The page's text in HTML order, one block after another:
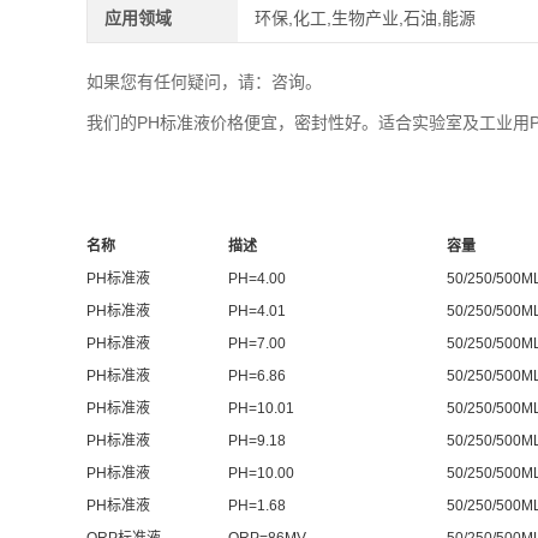
应用领域 环保,化工,生物产业,石油,能源
如果您有任何疑问，请：咨询。
我们的PH标准液价格便宜，密封性好。适合实验室及工业用
名称 描述
容量
PH标准液
PH=4.00
50/250/
PH标准液
PH=4.01
50/250/
PH标准液
PH=7.00
50/250/
PH标准液
PH=6.86
50/250/
PH标准液
PH=10.01
50/250/
PH标准液
PH=9.18
50/250/
PH标准液
PH=10.00
50/250/
PH标准液
PH=1.68
50/250/